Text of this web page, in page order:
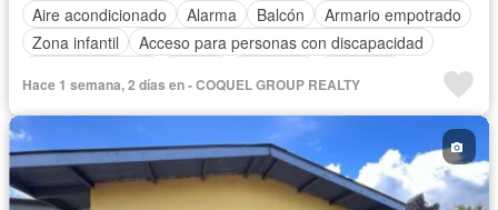
Aire acondicionado
Alarma Balcón
Armario empotrado
Zona infantil
Acceso para personas con discapacidad
Gas natural
Seguridad Piscina Agua
Hace 1 semana, 2 días en - COQUEL GROUP REALTY